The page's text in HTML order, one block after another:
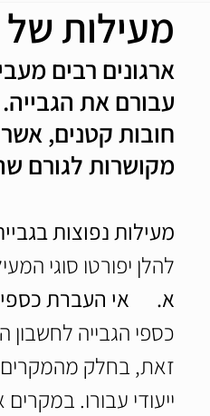
מעילות של
ארגונים רבים
עבורם את
חובות קטנים,
מקושרות לגורם
מעילות נפוצות
להלן יפורטו סוגי
א.      אי העברת
כספי הגבייה
זאת, בחלק מהמקרים
ייעודי עבורו.